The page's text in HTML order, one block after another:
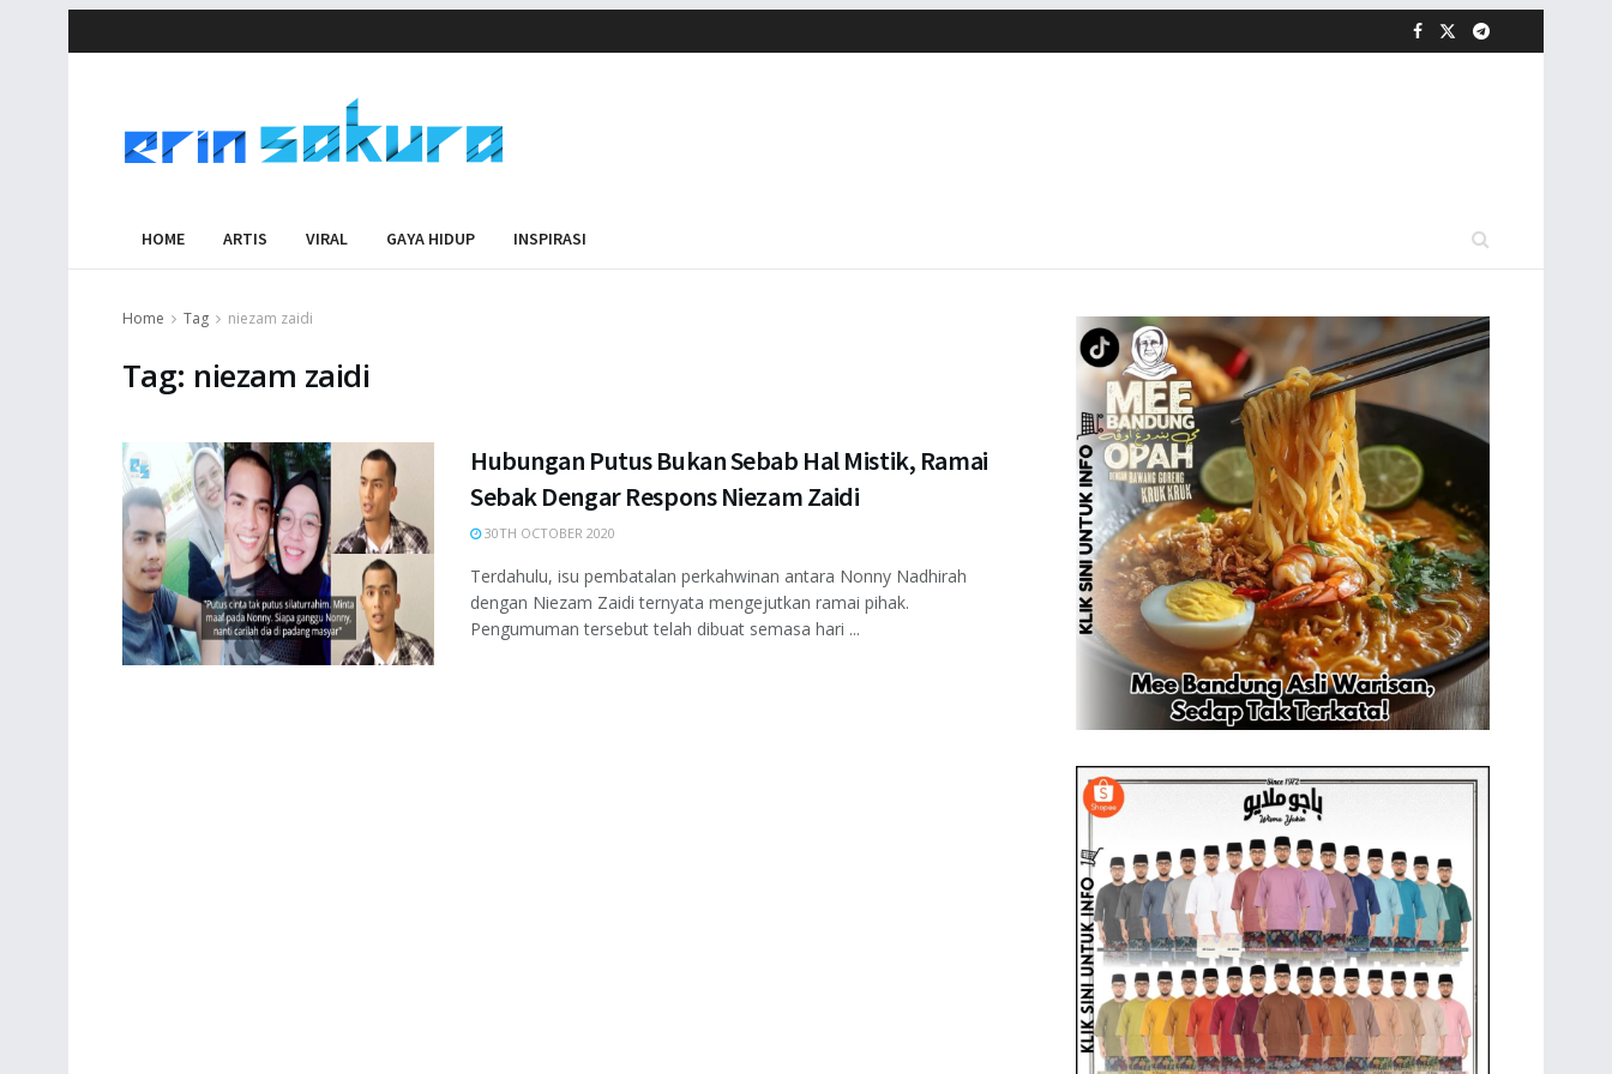
HOME ARTIS VIRAL GAYA HIDUP INSPIRASI
Home Tag niezam zaidi
Tag: niezam zaidi
Hubungan Putus Bukan Sebab Hal Mistik, Ramai
Sebak Dengar Respons Niezam Zaidi
30TH OCTOBER 2020
Terdahulu, isu pembatalan perkahwinan antara Nonny Nadhirah
dengan Niezam Zaidi ternyata mengejutkan ramai pihak.
Pengumuman tersebut telah dibuat semasa hari ...